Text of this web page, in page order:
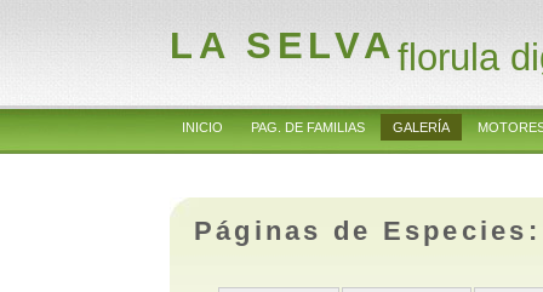
LA SELVAflorula
INICIO PAG. DE FAMILIAS GALERÍA
Páginas de